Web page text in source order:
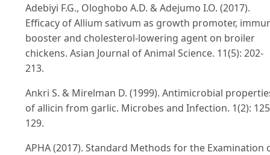
Adebiyi F.G., Ologhobo A.D. & Adejumo I.O. (2017).
Efficacy of Allium sativum as growth promoter,
booster and cholesterol-lowering agent on broiler
chickens. Asian Journal of Animal Science. 11(5): 202-
213.
Ankri S. & Mirelman D. (1999). Antimicrobial
of allicin from garlic. Microbes and Infection. 1(2):
129.
APHA (2017). Standard Methods for the Examination